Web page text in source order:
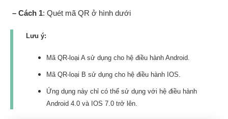
– Cách 1: Quét mã QR ở hình dưới
Lưu ý:
Mã QR-loại A sử dụng cho hệ điều hành Android.
Mã QR-loại B sử dụng cho hệ điều hành IOS.
Ứng dụng này chỉ có thể sử dụng với hệ điều hành
Android 4.0 và IOS 7.0 trở lên.